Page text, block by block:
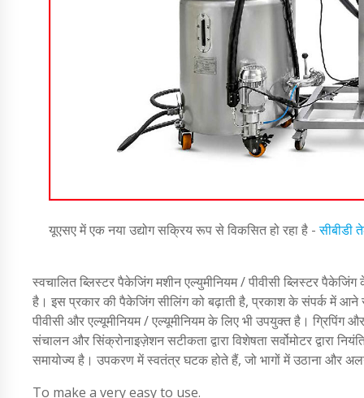
यूएसए में एक नया उद्योग सक्रिय रूप से विकसित हो रहा है -सीबीडी
स्वचालित ब्लिस्टर पैकेजिंग मशीन एल्युमीनियम / पीवीसी ब्लिस्टर
है। इस प्रकार की पैकेजिंग सीलिंग को बढ़ाती है, प्रकाश के संपर्क में आने
पीवीसी और एल्यूमीनियम / एल्यूमीनियम के लिए भी उपयुक्त है। ग्रिपिंग
संचालन और सिंक्रोनाइज़ेशन सटीकता द्वारा विशेषता सर्वोमोटर
समायोज्य है। उपकरण में स्वतंत्र घटक होते हैं, जो भागों में उठाना और
To make a very easy to use.